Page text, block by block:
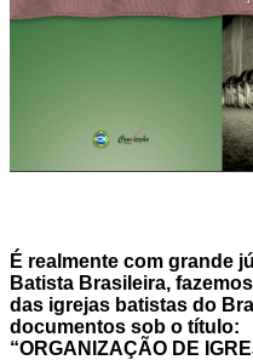
É realmente com grande
Batista Brasileira,
das igrejas batistas do
documentos sob o título:
“ORGANIZAÇÃO DE